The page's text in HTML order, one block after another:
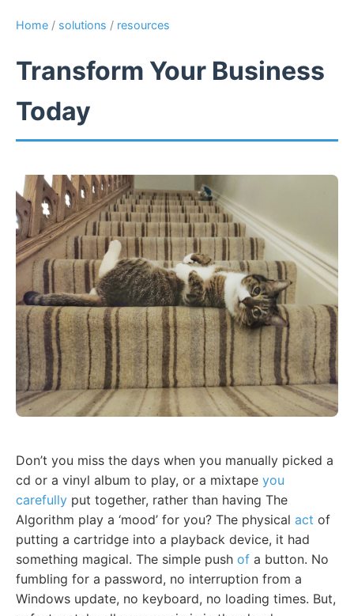
Home / solutions / resources
Transform Your Business
Today
Don’t you miss the days when you manually picked a
cd or a vinyl album to play, or a mixtape you
carefully put together, rather than having The
Algorithm play a ‘mood’ for you? The physical act of
putting a cartridge into a playback device, it had
something magical. The simple push of a button. No
fumbling for a password, no interruption from a
Windows update, no keyboard, no loading times. But,